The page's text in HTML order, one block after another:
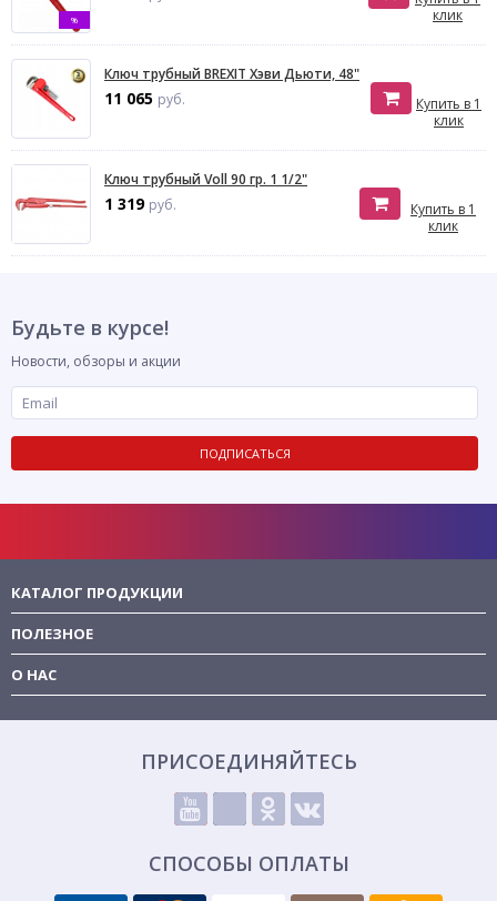
%
клик
Ключ трубный BREXIT Хэви Дьюти, 48"
11 065 руб.
Купить в 1
клик
Ключ трубный Voll 90 гр. 1 1/2"
1 319 руб.
Купить в 1
клик
Будьте в курсе!
Новости, обзоры и акции
ПОДПИСАТЬСЯ
КАТАЛОГ ПРОДУКЦИИ
ПОЛЕЗНОЕ
О НАС
ПРИСОЕДИНЯЙТЕСЬ
СПОСОБЫ ОПЛАТЫ